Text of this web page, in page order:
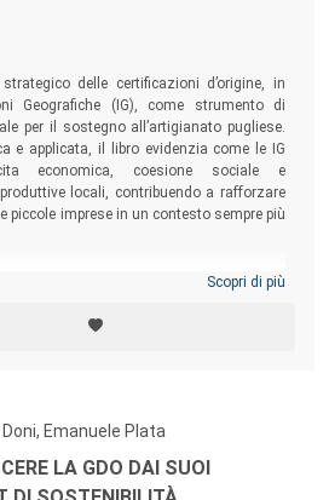
delle certificazioni d’origine, in
Geografiche (IG), come strumento di
per il sostegno all’artigianato pugliese.
e applicata, il libro evidenzia come le IG
economica, coesione sociale e
locali, contribuendo a rafforzare
piccole imprese in un contesto sempre più
Scopri di più
Emanuele Plata
LA GDO DAI SUOI